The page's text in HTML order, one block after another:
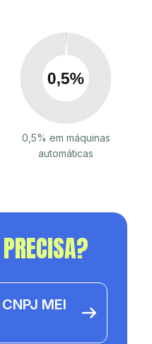
0,5% em máquinas
automáticas
MEI